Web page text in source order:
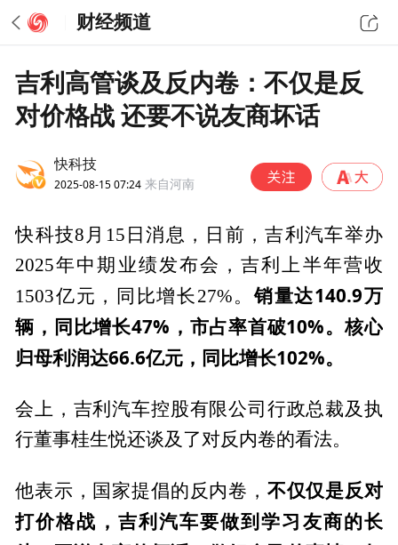
财经频道
吉利高管谈及反内卷：不仅是反
对价格战 还要不说友商坏话
快科技
2025-08-15 07:24 来自河南
快科技8月15日消息，日前，吉利汽车举办
2025年中期业绩发布会，吉利上半年营收
1503亿元，同比增长27%。销量达140.9万
辆，同比增长47%，市占率首破10%。核心
归母利润达66.6亿元，同比增长102%。
会上，吉利汽车控股有限公司行政总裁及执
行董事桂生悦还谈及了对反内卷的看法。
他表示，国家提倡的反内卷， 不仅仅是反对
打价格战，吉利汽车要做到学习友商的长